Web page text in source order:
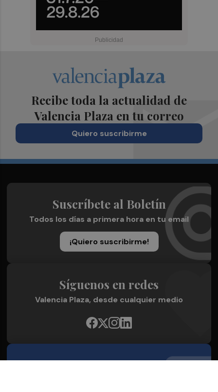
Recibe toda la actualidad de
Valencia Plaza en tu correo
Quiero suscribirme
Suscríbete al Boletín
Todos los días a primera hora en tu email
¡Quiero suscribirme!
Síguenos en redes
Valencia Plaza, desde cualquier medio
Quienes Somos